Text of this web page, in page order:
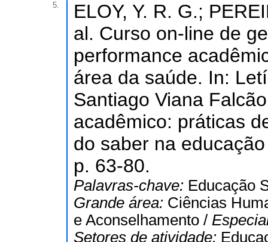
5.
ELOY, Y. R. G.;
al. Curso on-line de
performance
área da saúde. In:
Santiago Viana
acadêmico: práticas
do saber na
p. 63-80.
Palavras-chave: Educação
Grande área: Ciências
e Aconselhamento /
Setores de atividade: